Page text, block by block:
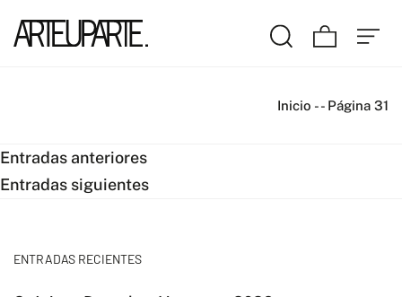
Inicio -- Página 31
Navegación
de
Entradas anteriores
Entradas siguientes
ENTRADAS RECIENTES